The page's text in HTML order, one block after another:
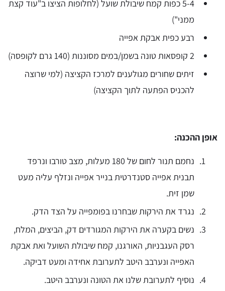
5-4 כפות קמח שיבולת שועל (לחלופות הציצו ב"עוד קצת
ממני")
רבע כפית אבקת אפייה
2 קופסאות טונה בשמן/במים מסוננות (140 גרם לקופסה)
זיתים שחורים מגולענים למרכז הקציצה (למי שרוצה
להכניס הפתעה לתוך הקציצה)
אופן ההכנה:
נחמם תנור לחום של 180 מעלות, מצב טורבו ונרפד
תבנית אפייה סטנדרטית בנייר אפייה ונזלף עליה מעט
שמן זית.
נגרד את הירקות שבחרנו בפומפייה על הצד הדק.
נשים בקערה את הירקות המגורדים דק, הביצים, המלח,
רסק העגבניות, האורגנו, קמח שיבולת השועל ואת אבקת
האפייה ונערבב היטב לתערובת אחידה ומעט דביקה.
נוסיף לתערובת שלנו את הטונה ונערבב היטב.